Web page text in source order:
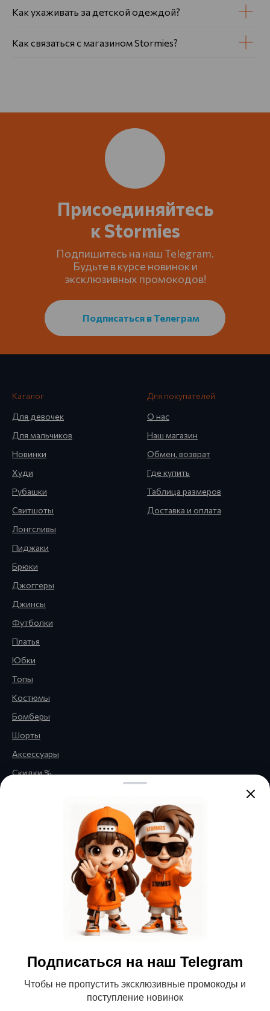
Как ухаживать за детской одеждой?
Как связаться с магазином Stormies?
Подпишитесь на наш Telegram.
Будьте в курсе новинок и
эксклюзивных промокодов!
Присоединяйтесь
к Stormies
Подписаться в Телеграм
Каталог
Для девочек
Для мальчиков
Новинки
Худи
Рубашки
Свитшоты
Лонгсливы
Пиджаки
Брюки
Джоггеры
Джинсы
Футболки
Платья
Юбки
Топы
Костюмы
Бомберы
Шорты
Аксессуары
Скидки %
Для покупателей
О нас
Наш магазин
Обмен, возврат
Где купить
Таблица размеров
Доставка и оплата
конфиденциальности
Публичная оферта
Согласие на получение
информационной и
рекламной рассылки
Обратная связь
Нажимая кнопку «Отправить»,
вы соглашаетесь с
обработки персональных
данных
и даёте
получение информационной и
рекламной рассылки
© 2026 Магазин детской и
подростковой одежды
Подписаться на наш Telegram
Чтобы не пропустить эксклюзивные промокоды и
поступление новинок